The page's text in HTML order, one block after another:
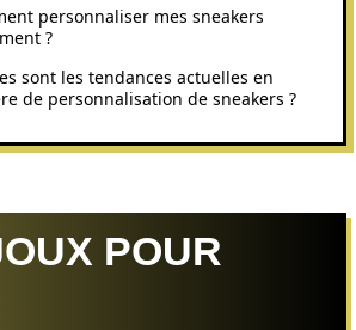
personnaliser mes sneakers
?
sont les tendances actuelles en
de personnalisation de sneakers ?
POUR